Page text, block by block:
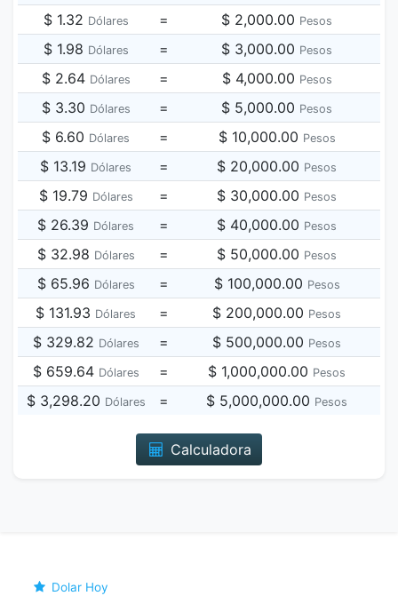
$ 1.32 Dólares = $ 2,000.00 Pesos
$ 1.98 Dólares = $ 3,000.00 Pesos
$ 2.64 Dólares = $ 4,000.00 Pesos
$ 3.30 Dólares = $ 5,000.00 Pesos
$ 6.60 Dólares = $ 10,000.00 Pesos
$ 13.19 Dólares = $ 20,000.00 Pesos
$ 19.79 Dólares = $ 30,000.00 Pesos
$ 26.39 Dólares = $ 40,000.00 Pesos
$ 32.98 Dólares = $ 50,000.00 Pesos
$ 65.96 Dólares = $ 100,000.00 Pesos
$ 131.93 Dólares = $ 200,000.00 Pesos
$ 329.82 Dólares = $ 500,000.00 Pesos
$ 659.64 Dólares = $ 1,000,000.00 Pesos
$ 3,298.20 Dólares = $ 5,000,000.00 Pesos
Calculadora
Dolar Hoy